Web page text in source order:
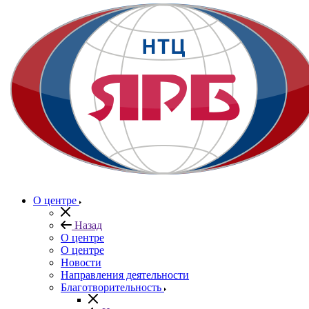
О центре
Назад
О центре
О центре
Новости
Направления деятельности
Благотворительность